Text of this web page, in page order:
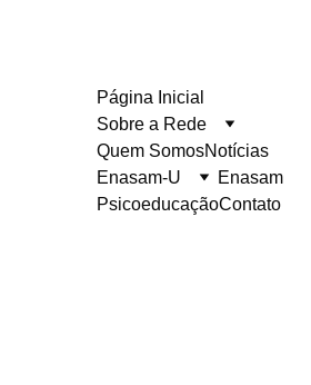
Página Inicial
Sobre a Rede
Quem SomosNotícias
Enasam-U
Enasam
PsicoeducaçãoContato